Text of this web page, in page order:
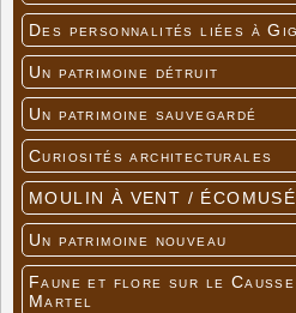
Des personnalités liées à
Un patrimoine détruit
Un patrimoine sauvegardé
Curiosités architecturales
MOULIN À VENT /
Un patrimoine nouveau
Faune et flore sur le Causse
Martel